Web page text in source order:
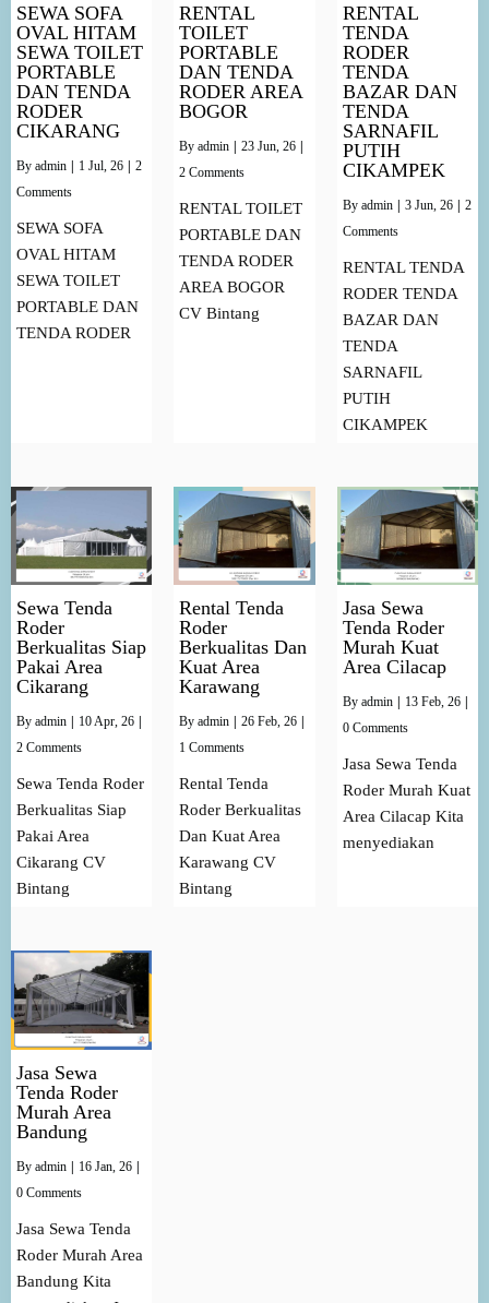
SEWA SOFA
OVAL HITAM
SEWA TOILET
PORTABLE
DAN TENDA
RODER
CIKARANG
By admin | 1 Jul, 26 | 2
Comments
SEWA SOFA
OVAL HITAM
SEWA TOILET
PORTABLE DAN
TENDA RODER
RENTAL
TOILET
PORTABLE
DAN TENDA
RODER AREA
BOGOR
Byadmin | 23 Jun, 26 |
2 Comments
RENTAL TOILET
PORTABLE DAN
TENDA RODER
AREA BOGOR
CV Bintang
RENTAL
TENDA
RODER
TENDA
BAZAR DAN
TENDA
SARNAFIL
PUTIH
CIKAMPEK
By admin | 3 Jun, 26 | 2
Comments
RENTAL TENDA
RODER TENDA
BAZAR DAN
TENDA
SARNAFIL
PUTIH
CIKAMPEK
Sewa Tenda
Roder
Berkualitas Siap
Pakai Area
Cikarang
By admin 10Apr, 26
2 Comments
Sewa Tenda Roder
Berkualitas Siap
Pakai Area
Cikarang CV
Bintang
Rental Tenda
Roder
Berkualitas Dan
Kuat Area
Karawang
Byadmin 26 Feb, 26
1 Comments
Rental Tenda
Roder Berkualitas
Dan Kuat Area
Karawang CV
Bintang
Jasa Sewa
Tenda Roder
Murah Kuat
Area Cilacap
By admin 13 Feb, 26
0 Comments
Jasa Sewa Tenda
Roder Murah Kuat
Area Cilacap Kita
menyediakan
Jasa Sewa
Tenda Roder
Murah Area
Bandung
By admin | 16 Jan, 26 |
0 Comments
Jasa Sewa Tenda
Roder Murah Area
Bandung Kita